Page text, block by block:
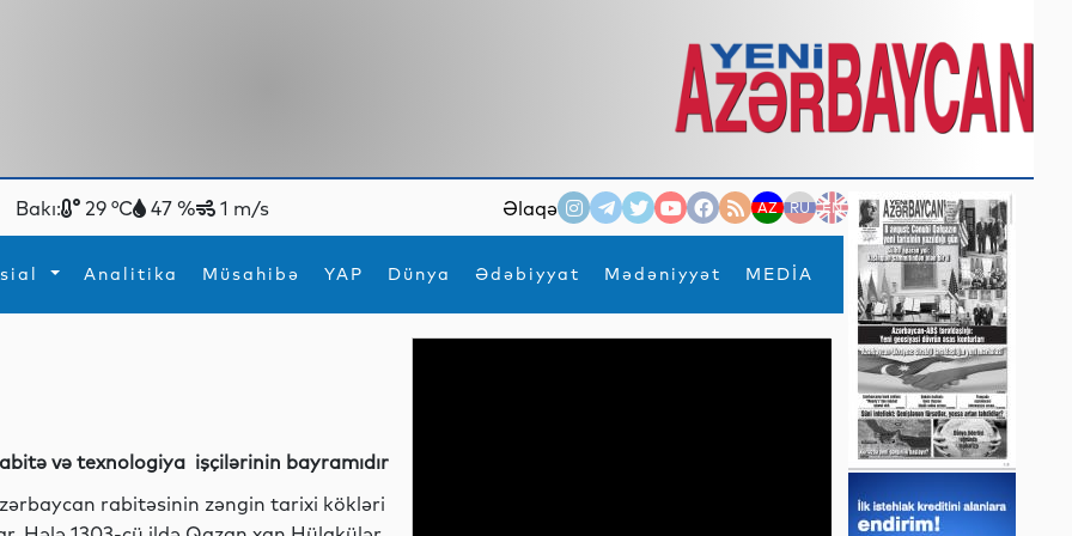
Bakı: 29 °C 47 % 1 m/s Əlaqə AZ RU EN
Analitika Müsahibə YAP Dünya Ədəbiyyat Mədəniyyət MEDİA
×
və texnologiya işçilərinin bayramıdır
rabitəsinin zəngin tarixi kökləri